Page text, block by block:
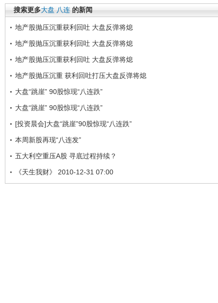
搜索更多大盘 八连 的新闻
地产股抛压沉重获利回吐 大盘反弹将熄
地产股抛压沉重获利回吐 大盘反弹将熄
地产股抛压沉重获利回吐 大盘反弹将熄
地产股抛压沉重 获利回吐打压大盘反弹将熄
大盘“跳崖” 90股惊现“八连跌”
大盘“跳崖” 90股惊现“八连跌”
[投资晨会]大盘“跳崖”90股惊现“八连跌”
本周新股再现“八连发”
五大利空重压A股 寻底过程持续？
《天生我财》 2010-12-31 07:00